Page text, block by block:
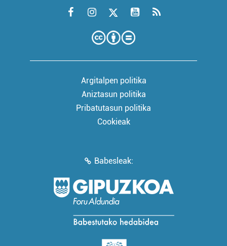
Argitalpen politika
Aniztasun politika
Pribatutasun politika
Cookieak
Babesleak: